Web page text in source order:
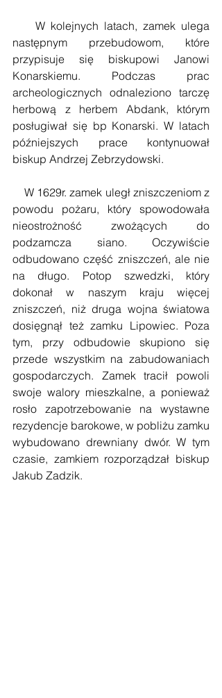
W kolejnych latach, zamek ulega
następnym przebudowom, które
przypisuje się biskupowi Janowi
Konarskiemu. Podczas prac
archeologicznych odnaleziono tarczę
herbową z herbem Abdank, którym
posługiwał się bp Konarski. W latach
późniejszych prace kontynuował
biskup Andrzej Zebrzydowski.
W 1629r. zamek uległ zniszczeniom z
powodu pożaru, który spowodowała
nieostrożność zwożących do
podzamcza siano. Oczywiście
odbudowano część zniszczeń, ale nie
na długo. Potop szwedzki, który
dokonał w naszym kraju więcej
zniszczeń, niż druga wojna światowa
dosięgnął też zamku Lipowiec. Poza
tym, przy odbudowie skupiono się
przede wszystkim na zabudowaniach
gospodarczych. Zamek tracił powoli
swoje walory mieszkalne, a ponieważ
rosło zapotrzebowanie na wystawne
rezydencje barokowe, w pobliżu zamku
wybudowano drewniany dwór. W tym
czasie, zamkiem rozporządzał biskup
Jakub Zadzik.